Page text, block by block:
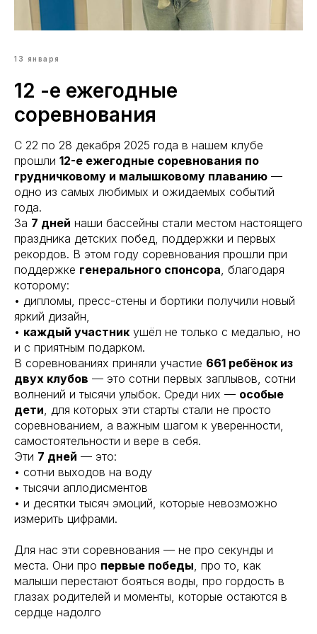
13 января
12 -е ежегодные
соревнования
С 22 по 28 декабря 2025 года в нашем клубе
прошли 12-е ежегодные соревнования по
грудничковому и малышковому плаванию —
одно из самых любимых и ожидаемых событий
года.
За 7 дней наши бассейны стали местом настоящего
праздника детских побед, поддержки и первых
рекордов. В этом году соревнования прошли при
поддержке генерального спонсора, благодаря
которому:
• дипломы, пресс-стены и бортики получили новый
яркий дизайн,
• каждый участник ушёл не только с медалью, но
и с приятным подарком.
В соревнованиях приняли участие 661 ребёнок из
двух клубов — это сотни первых заплывов, сотни
волнений и тысячи улыбок. Среди них — особые
дети, для которых эти старты стали не просто
соревнованием, а важным шагом к уверенности,
самостоятельности и вере в себя.
Эти 7 дней — это:
• сотни выходов на воду
• тысячи аплодисментов
• и десятки тысяч эмоций, которые невозможно
измерить цифрами.
Для нас эти соревнования — не про секунды и
места. Они про первые победы, про то, как
малыши перестают бояться воды, про гордость в
глазах родителей и моменты, которые остаются в
сердце надолго